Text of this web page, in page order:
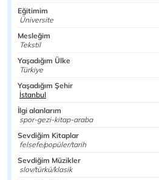
Eğitimim
Üniversite
Mesleğim
Tekstil
Yaşadığım Ülke
Türkiye
Yaşadığım Şehir
İstanbul
İlgi alanlarım
spor-gezi-kitap-araba
Sevdiğim Kitaplar
felsefe/popüler/tarih
Sevdiğim Müzikler
slov/türkü/klasik